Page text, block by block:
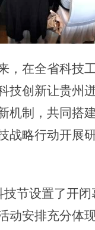
，在全省科技
技创新让贵州
机制，共同搭
战略行动开展
节设置了开
动安排充分体